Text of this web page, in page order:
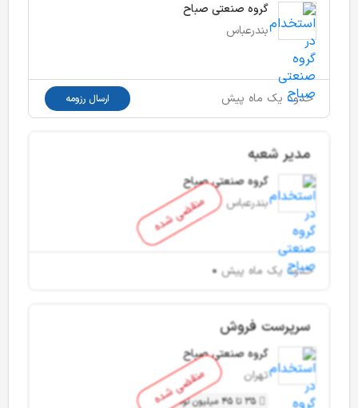
گروه صنعتی صباح
بندرعباس
حدود یک ماه پیش ارسال رزومه
منقضی شده
مدیر شعبه
گروه صنعتی صباح
بندرعباس
حدود یک ماه پیش
منقضی شده
سرپرست فروش
گروه صنعتی صباح
تهران
35 تا 45 میلیون تومان